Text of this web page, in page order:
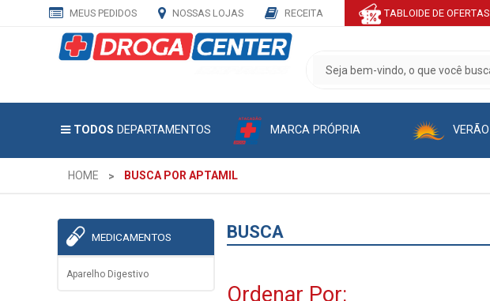
MEUS PEDIDOS NOSSAS LOJAS RECEITA TABLOIDE DE OFERTAS
TODOS DEPARTAMENTOS MARCA PRÓPRIA VERÃO
HOME BUSCA POR APTAMIL
MEDICAMENTOS
Aparelho Digestivo
BUSCA
Ordenar Por:
CADASTRE
MAIL
E
EXCLUSIVAS.